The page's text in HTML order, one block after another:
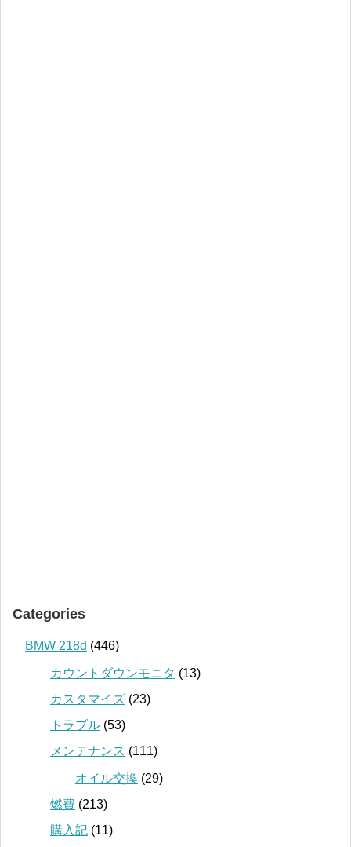
Categories
BMW 218d (446)
カウントダウンモニタ (13)
カスタマイズ (23)
トラブル (53)
メンテナンス (111)
オイル交換 (29)
燃費 (213)
購入記 (11)